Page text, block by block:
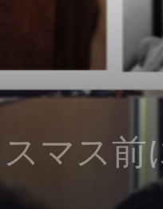
マス前